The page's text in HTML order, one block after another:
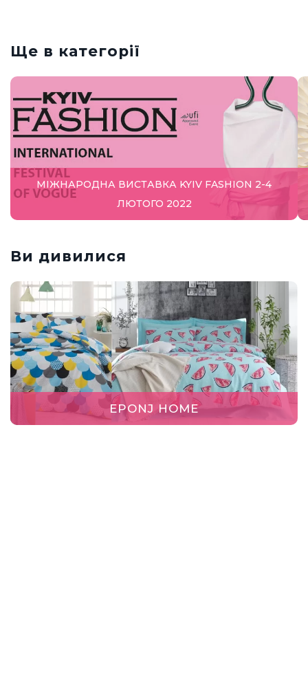
Ще в категорії
МІЖНАРОДНА ВИСТАВКА KYIV FASHION 2-4
ЛЮТОГО 2022
Ви дивилися
EPONJ HOME